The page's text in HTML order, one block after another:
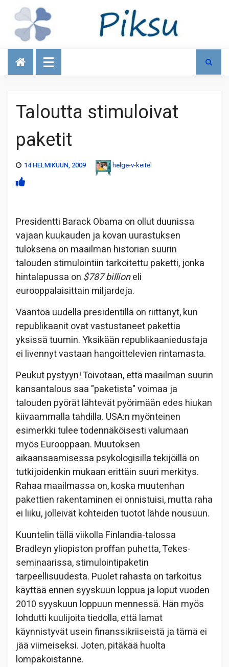
Talous
Taloutta stimuloivat
paketit
14 HELMIKUUN, 2009 helge-v-keitel
Presidentti Barack Obama on ollut duunissa
vajaan kuukauden ja kovan uurastuksen
tuloksena on maailman historian suurin
talouden stimulointiin tarkoitettu paketti, jonka
hintalapussa on $787 billioneli
eurooppalaisittain miljardeja.
Vääntöä uudella presidentillä on riittänyt, kun
republikaanit ovat vastustaneet pakettia
yksissä tuumin. Yksikään republikaaniedustaja
ei livennyt vastaan hangoittelevien rintamasta.
Peukut pystyyn! Toivotaan, että maailman suurin
kansantalous saa "paketista" voimaa ja
talouden pyörät lähtevät pyörimään edes hiukan
kiivaammalla tahdilla. USA:n myönteinen
esimerkki tulee todennäköisesti valumaan
myös Eurooppaan. Muutoksen
aikaansaamisessa psykologisilla tekijöillä on
tutkijoidenkin mukaan erittäin suuri merkitys.
Rahaa maailmassa on, koska muutenhan
pakettien rakentaminen ei onnistuisi, mutta raha
ei liiku, jolleivät kohteiden tuotot lähde nousuun.
Kuuntelin tällä viikolla Finlandia-talossa
Bradleyn yliopiston proffan puhetta, Tekes-
seminaarissa, stimulointipaketin
tarpeellisuudesta. Puolet rahasta on tarkoitus
käyttää ennen syyskuun loppua ja loput vuoden
2010 syyskuun loppuun mennessä. Hän myös
lohdutti kuulijoita tiedolla, että lamat
käynnistyvät usein finanssikriiseistä ja tämä ei
jää viimeiseksi. Joten, pitäkää huolta
lompakoistanne.